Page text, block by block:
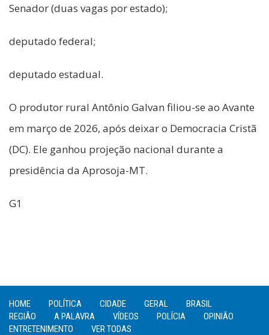
Senador (duas vagas por estado);
deputado federal;
deputado estadual.
O produtor rural Antônio Galvan filiou-se ao Avante
em março de 2026, após deixar o Democracia Cristã
(DC). Ele ganhou projeção nacional durante a
presidência da Aprosoja-MT.
G1
HOME POLÍTICA CIDADE GERAL
BRASIL
REGIÃO
A PALAVRA VÍDEOS POLÍCIA
OPINIÃO
ENTRETENIMENTO
VER TODAS